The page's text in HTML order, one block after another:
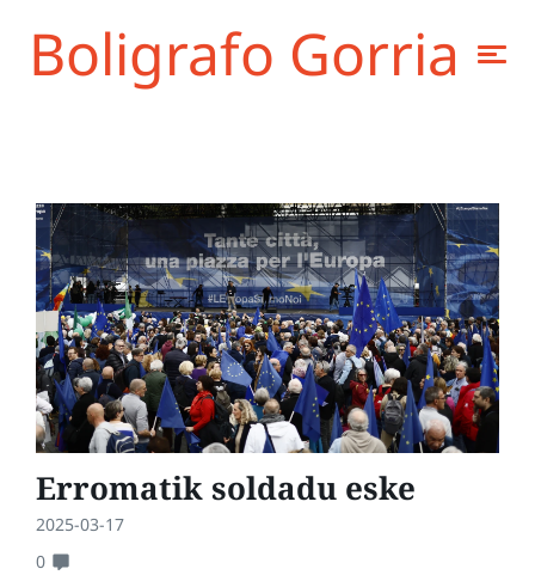
Boligrafo Gorria
Erromatik soldadu eske
2025-03-17
0